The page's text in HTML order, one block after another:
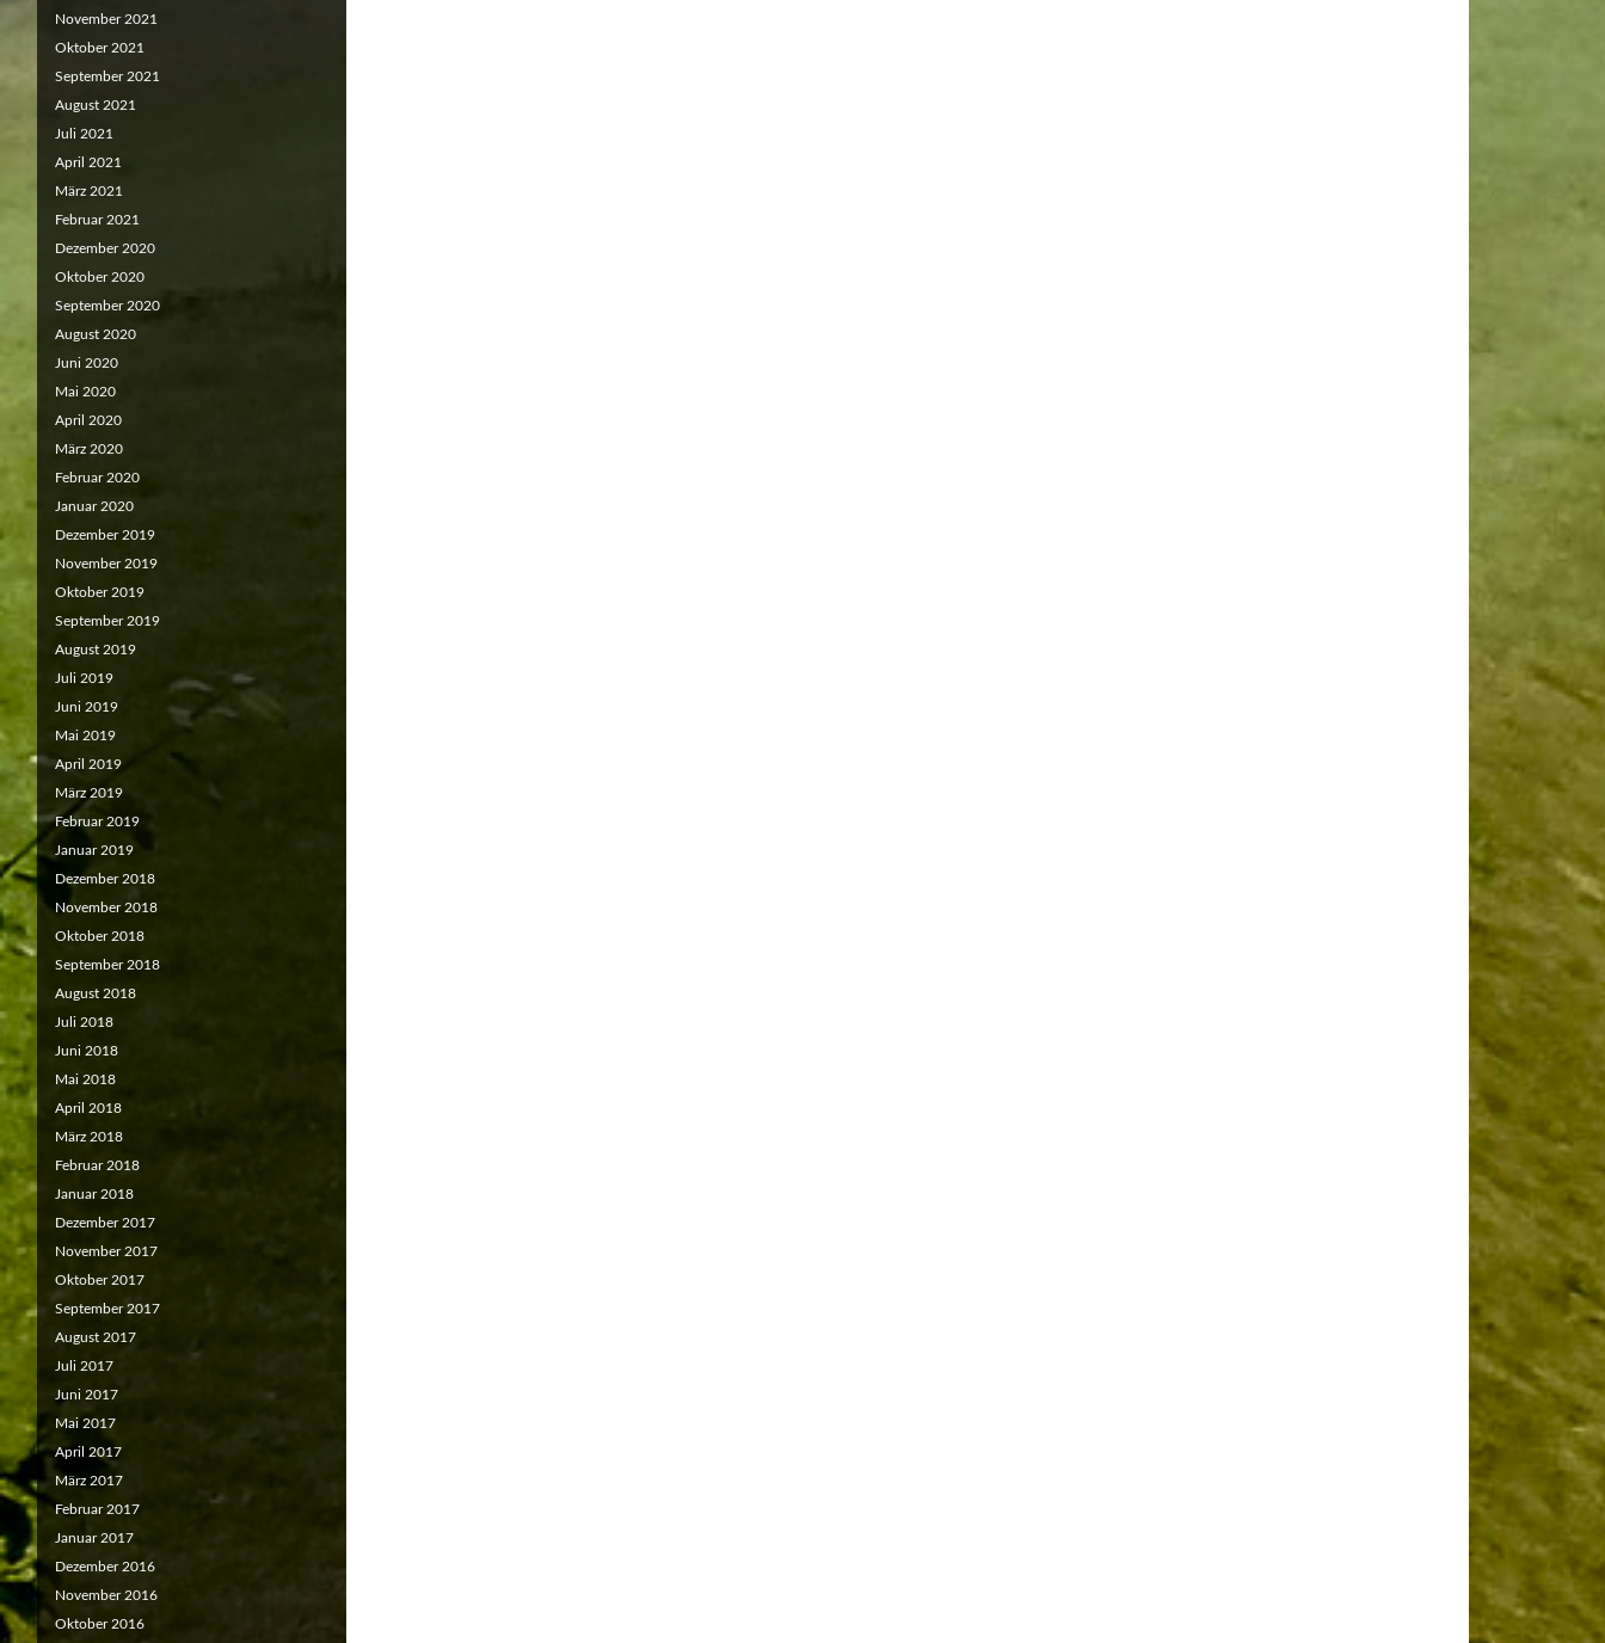
November 2021
Oktober 2021
September 2021
August 2021
Juli 2021
April 2021
März 2021
Februar 2021
Dezember 2020
Oktober 2020
September 2020
August 2020
Juni 2020
Mai 2020
April 2020
März 2020
Februar 2020
Januar 2020
Dezember 2019
November 2019
Oktober 2019
September 2019
August 2019
Juli 2019
Juni 2019
Mai 2019
April 2019
März 2019
Februar 2019
Januar 2019
Dezember 2018
November 2018
Oktober 2018
September 2018
August 2018
Juli 2018
Juni 2018
Mai 2018
April 2018
März 2018
Februar 2018
Januar 2018
Dezember 2017
November 2017
Oktober 2017
September 2017
August 2017
Juli 2017
Juni 2017
Mai 2017
April 2017
März 2017
Februar 2017
Januar 2017
Dezember 2016
November 2016
Oktober 2016